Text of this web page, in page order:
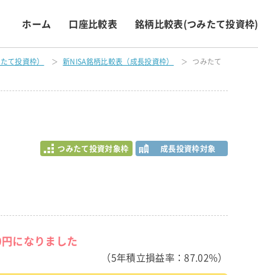
ホーム 口座比較表 銘柄比較表(つみたて投資枠)
て投資枠） 新NISA銘柄比較表（成長投資枠）
つみたて
つみたて投資対象枠 成長投資枠対象
になりました
（5年積立損益率：87.02%）